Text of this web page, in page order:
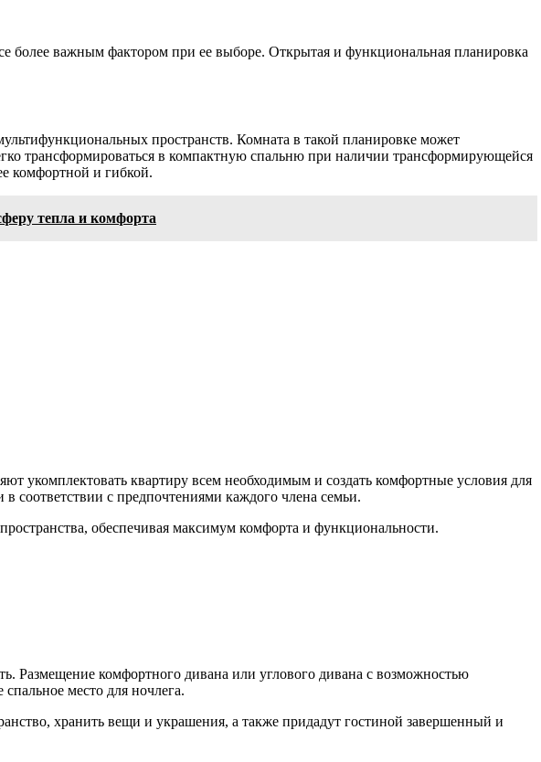
более важным фактором при ее выборе. Открытая и функциональная планировка
пространств. Комната в такой планировке может
трансформироваться в компактную спальню при наличии трансформирующейся
комфортной и гибкой.
тепла и комфорта
укомплектовать квартиру всем необходимым и создать комфортные условия для
соответствии с предпочтениями каждого члена семьи.
обеспечивая максимум комфорта и функциональности.
Размещение комфортного дивана или углового дивана с возможностью
место для ночлега.
хранить вещи и украшения, а также придадут гостиной завершенный и